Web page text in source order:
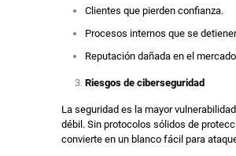
Clientes que pierden confianza.
Procesos internos que se
Reputación dañada en el
Riesgos de ciberseguridad
La seguridad es la mayor
débil. Sin protocolos sólidos de
convierte en un blanco fácil para